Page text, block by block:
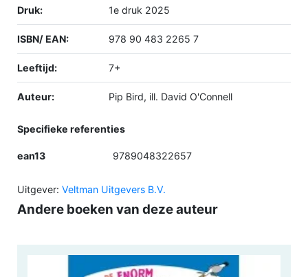
Druk: 1e druk 2025
ISBN/ EAN: 978 90 483 2265 7
Leeftijd: 7+
Auteur: Pip Bird, ill. David O'Connell
Specifieke referenties
ean13 9789048322657
Uitgever: Veltman Uitgevers B.V.
Andere boeken van deze auteur